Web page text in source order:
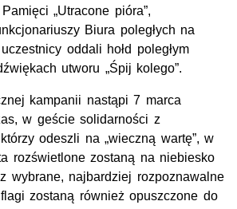
„Utracone pióra”,
Biura poległych na
oddali hołd poległym
utworu „Śpij kolego”.
kampanii nastąpi 7 marca
w geście solidarności z
odeszli na „wieczną wartę”, w
rozświetlone zostaną na niebiesko
wybrane, najbardziej rozpoznawalne
zostaną również opuszczone do